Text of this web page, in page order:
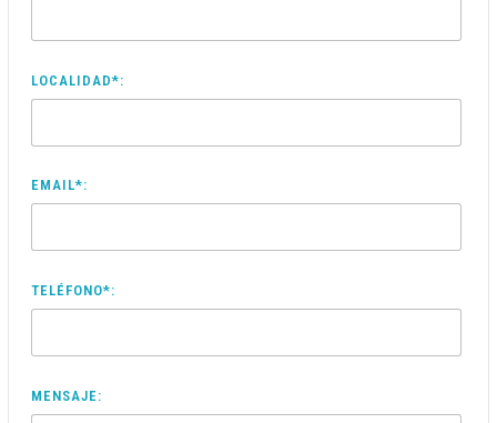
LOCALIDAD*:
EMAIL*:
TELÉFONO*:
MENSAJE: